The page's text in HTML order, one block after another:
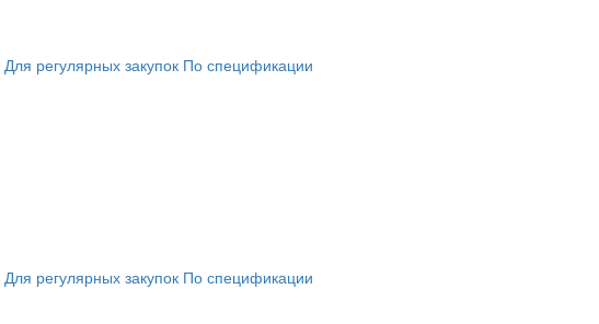
Для регулярных закупок По спецификации
Для регулярных закупок По спецификации